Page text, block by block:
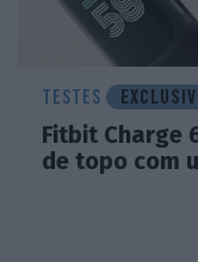
TESTES
Fitbit Charge
de topo com